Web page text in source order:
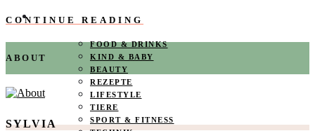
KATEGORIEN
FOOD & DRINKS
KIND & BABY
BEAUTY
REZEPTE
LIFESTYLE
TIERE
SPORT & FITNESS
CONTINUE READING
ABOUT
SYLVIA